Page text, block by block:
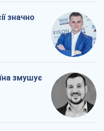
значно
змушує